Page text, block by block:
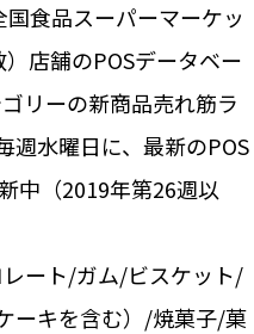
食品スーパーマーケッ
店舗のPOSデータベー
リーの新商品売れ筋ラ
週水曜日に、最新のPOS
中（2019年第26週以
ート/ガム/ビスケット/
ーキを含む）/焼菓子/菓